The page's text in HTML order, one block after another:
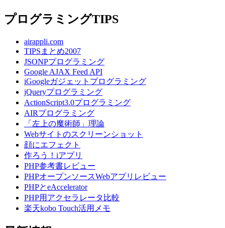
プログラミングTIPS
airappli.com
TIPSまとめ2007
JSONPプログラミング
Google AJAX Feed API
iGoogleガジェットプログラミング
jQueryプログラミング
ActionScript3.0プログラミング
AIRプログラミング
「左上の魔術師」理論
Webサイトのスクリーンショット
顔にエフェクト
作ろう！iアプリ
PHP参考書レビュー
PHPオープンソースWebアプリレビュー
PHPとeAccelerator
PHP用アクセラレータ比較
楽天kobo Touch活用メモ